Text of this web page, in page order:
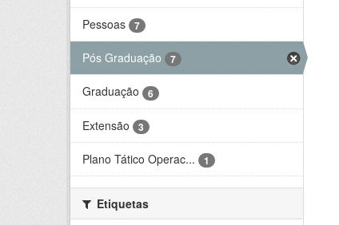
Pessoas 7
Pós Graduação 7
Graduação 6
Extensão 3
Plano Tático Operac... 1
Etiquetas